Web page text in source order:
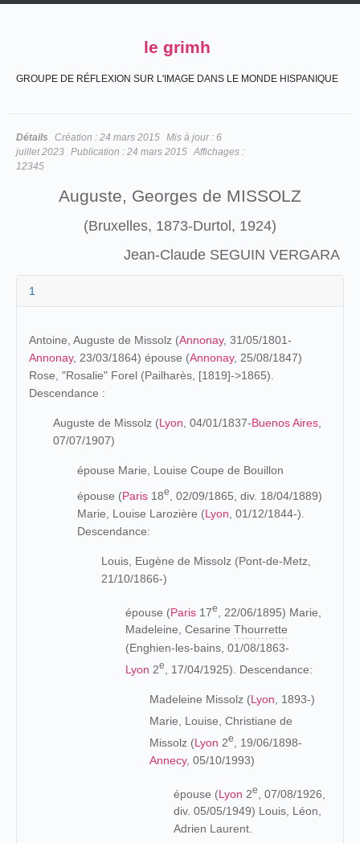
le grimh
GROUPE DE RÉFLEXION SUR L'IMAGE DANS LE MONDE HISPANIQUE
Détails Création : 24 mars 2015 Mis à jour : 6
juillet 2023 Publication : 24 mars 2015 Affichages :
12345
Auguste, Georges de MISSOLZ
(Bruxelles, 1873-Durtol, 1924)
Jean-Claude SEGUIN VERGARA
1
Antoine, Auguste de Missolz (Annonay, 31/05/1801-
Annonay, 23/03/1864) épouse (Annonay, 25/08/1847)
Rose, "Rosalie" Forel (Pailharès, [1819]->1865).
Descendance :
Auguste de Missolz (Lyon , 04/01/1837-Buenos Aires
07/07/1907)
épouse Marie, Louise Coupe de Bouillon
épouse (Paris 18e
, 02/09/1865, div. 18/04/1889)
Marie, Louise Larozière (Lyon , 01/12/1844-).
Descendance:
Louis, Eugène de Missolz (Pont-de-Metz,
21/10/1866-)
épouse (Paris 17e
, 22/06/1895) Marie,
Madeleine, Cesarine Thourrette
(Enghien-les-bains, 01/08/1863-
Lyon 2e , 17/04/1925). Descendance:
Madeleine Missolz (Lyon , 1893-)
Marie, Louise, Christiane de
Missolz (Lyon 2e
, 19/06/1898-
Annecy, 05/10/1993)
épouse (Lyon 2e
, 07/08/1926,
div. 05/05/1949) Louis, Léon,
Adrien Laurent.